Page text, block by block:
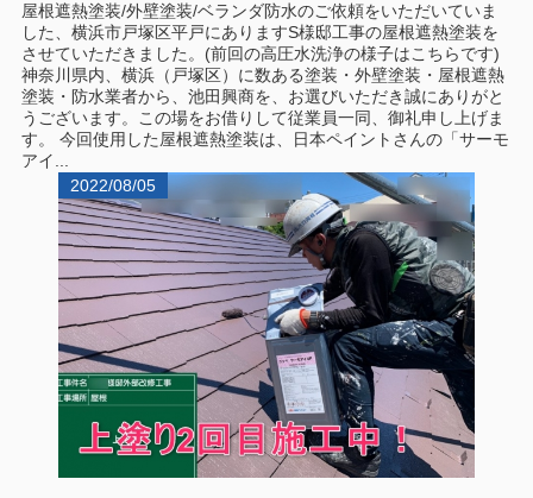
2022/08/05
屋根遮熱塗装/外壁塗装/ベランダ防水のご依頼をいただいていま
した、横浜市戸塚区平戸にありますS様邸工事の屋根遮熱塗装を
させていただきました。(前回の高圧水洗浄の様子はこちらです)
神奈川県内、横浜（戸塚区）に数ある塗装・外壁塗装・屋根遮熱
塗装・防水業者から、池田興商を、お選びいただき誠にありがと
うございます。この場をお借りして従業員一同、御礼申し上げま
す。 今回使用した屋根遮熱塗装は、日本ペイントさんの「サーモ
アイ...